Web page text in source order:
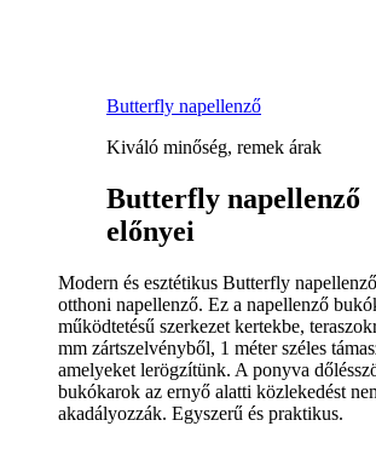
Butterfly napellenző
Kiváló minőség, remek árak
Butterfly napellenző
előnyei
Modern és esztétikus Butterfly
otthoni napellenző. Ez a napellenző
működtetésű szerkezet kertekbe,
mm zártszelvényből, 1 méter széles
amelyeket lerögzítünk. A ponyva
bukókarok az ernyő alatti közlekedést
akadályozzák. Egyszerű és praktikus.